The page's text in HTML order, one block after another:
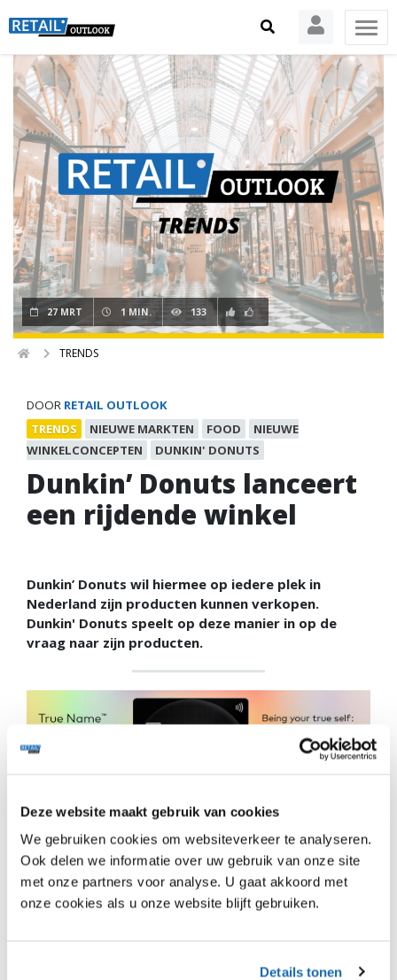
Deze website maakt gebruik van cookies
We gebruiken cookies om websiteverkeer te analyseren.
Ook delen we informatie over uw gebruik van onze site
met onze partners voor analyse. U gaat akkoord met
onze cookies als u onze website blijft gebruiken.
Details tonen
27 MRT 1 MIN. 133
TRENDS
DOOR RETAIL OUTLOOK
TRENDS
NIEUWE MARKTEN FOOD
NIEUWE
WINKELCONCEPTEN
DUNKIN' DONUTS
Dunkin’ Donuts lanceert
een rijdende winkel
Dunkin’ Donuts wil hiermee op iedere plek in
Nederland zijn producten kunnen verkopen.
Dunkin' Donuts speelt op deze manier in op de
vraag naar zijn producten.
Dunkin’ Donuts komt met een rijdende winkel. Dunkin’
Donuts merkte dat er veel vraag is naar zijn donuts en
koffie op evenementen, beurzen en festivals. Om op
deze vraag in te spelen lanceert Dunkin’ Donuts een
rijdende pop-up winkel. De mobile store is vanaf 12 april